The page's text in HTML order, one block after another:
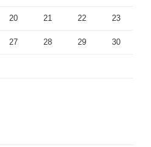
20 21 22 23
27 28 29 30